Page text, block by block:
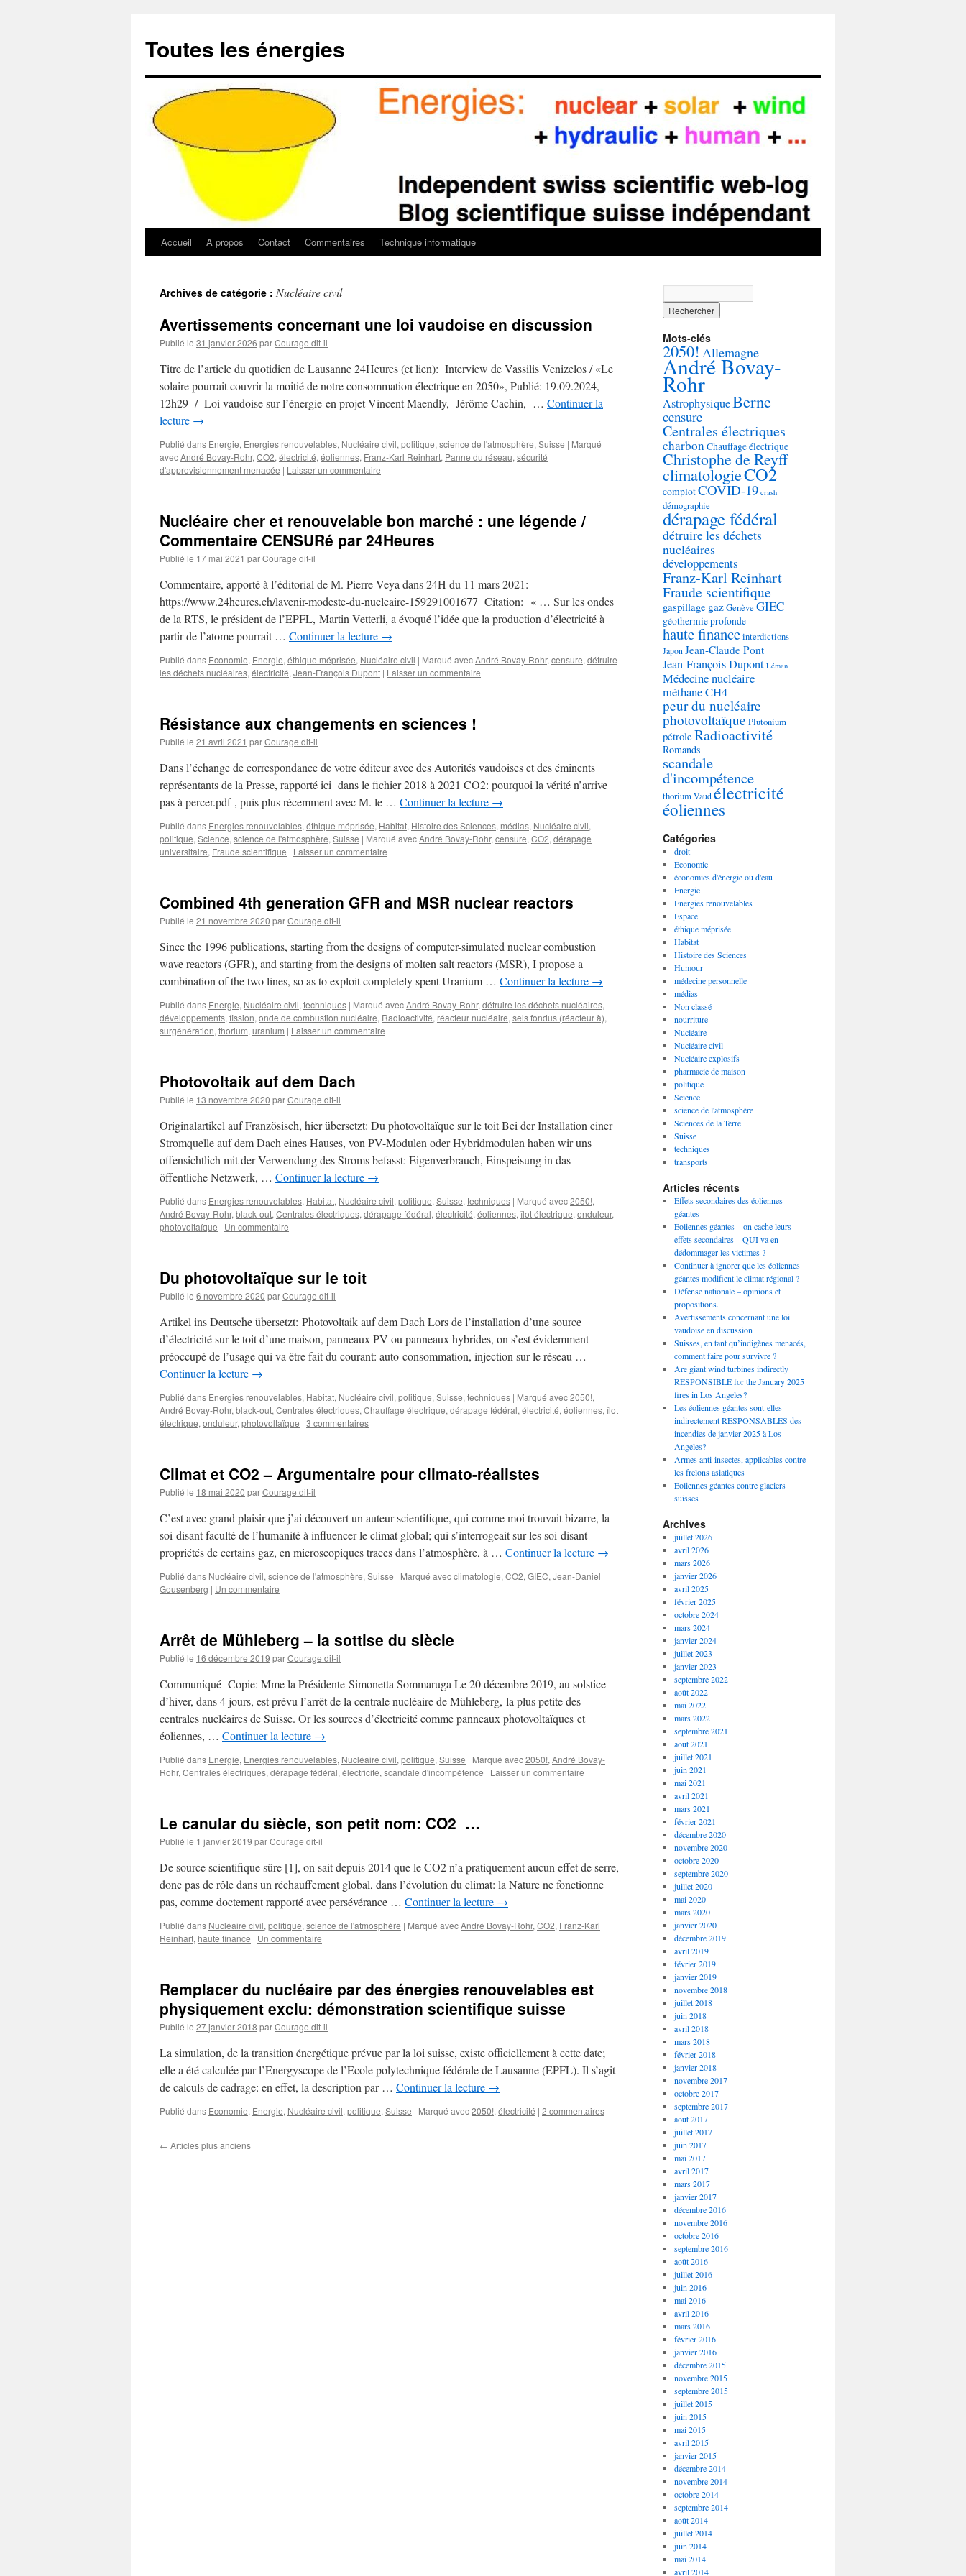
contenu
Toutes les énergies
Accueil A propos Contact Commentaires Technique informatique
Archives de catégorie : Nucléaire civil
Avertissements concernant une loi vaudoise en discussion
Publié le 31 janvier 2026 parCourage dit-il
Titre de l’article du quotidien de Lausanne 24Heures (et lien): Interview de Vassilis Venizelos / «Le
solaire pourrait couvrir la moitié de notre consommation électrique en 2050», Publié: 19.09.2024,
12h29 / Loi vaudoise sur l’énergie en projet Vincent Maendly, Jérôme Cachin, … Continuer la
lecture →
Publié dans Energie, Energies renouvelables, Nucléaire civil, politique, science de l'atmosphère, Suisse | Marqué
avecAndré Bovay-Rohr, CO2, électricité, éoliennes, Franz-Karl Reinhart, Panne du réseau, sécurité
d'approvisionnement menacée | Laisser un commentaire
Nucléaire cher et renouvelable bon marché : une légende /
Commentaire CENSURé par 24Heures
Publié le 17 mai 2021 parCourage dit-il
Commentaire, apporté à l’éditorial de M. Pierre Veya dans 24H du 11 mars 2021:
https://www.24heures.ch/lavenir-modeste-du-nucleaire-159291001677 Citation: « … Sur les ondes
de la RTS, le président de l’EPFL, Martin Vetterli, a évoqué l’idée que la production d’électricité à
partir de l’atome pourrait … Continuer la lecture →
Publié dans Economie, Energie, éthique méprisée, Nucléaire civil | Marqué avecAndré Bovay-Rohr, censure, détruire
les déchets nucléaires, électricité, Jean-François Dupont | Laisser un commentaire
Résistance aux changements en sciences !
Publié le 21 avril 2021 parCourage dit-il
Dans l’échange de correspondance de votre éditeur avec des Autorités vaudoises et des éminents
représentants de la Presse, rapporté ici dans le fichier 2018 à 2021 CO2: pourquoi la vérité n’arrive
pas à percer.pdf , puis plus récemment avec M. le … Continuer la lecture →
Publié dans Energies renouvelables, éthique méprisée, Habitat, Histoire des Sciences, médias, Nucléaire civil,
politique, Science, science de l'atmosphère, Suisse | Marqué avecAndré Bovay-Rohr, censure, CO2, dérapage
universitaire, Fraude scientifique | Laisser un commentaire
Combined 4th generation GFR and MSR nuclear reactors
Publié le 21 novembre 2020 parCourage dit-il
Since the 1996 publications, starting from the designs of computer-simulated nuclear combustion
wave reactors (GFR), and starting from the designs of molten salt reactors (MSR), I propose a
combination of the two lines, so as to exploit completely spent Uranium … Continuer la lecture →
Publié dans Energie, Nucléaire civil, techniques | Marqué avecAndré Bovay-Rohr, détruire les déchets nucléaires,
développements, fission, onde de combustion nucléaire, Radioactivité, réacteur nucléaire, sels fondus (réacteur à),
surgénération, thorium, uranium | Laisser un commentaire
Photovoltaik auf dem Dach
Publié le 13 novembre 2020 parCourage dit-il
Originalartikel auf Französisch, hier übersetzt: Du photovoltaïque sur le toit Bei der Installation einer
Stromquelle auf dem Dach eines Hauses, von PV-Modulen oder Hybridmodulen haben wir uns
offensichtlich mit der Verwendung des Stroms befasst: Eigenverbrauch, Einspeisung in das
öffentliche Netzwerk, … Continuer la lecture →
Publié dans Energies renouvelables, Habitat, Nucléaire civil, politique, Suisse, techniques | Marqué avec2050!,
André Bovay-Rohr, black-out, Centrales électriques, dérapage fédéral, électricité, éoliennes, îlot électrique, onduleur,
photovoltaïque | Un commentaire
Du photovoltaïque sur le toit
Publié le 6 novembre 2020 parCourage dit-il
Artikel ins Deutsche übersetzt: Photovoltaik auf dem Dach Lors de l’installation d’une source
d’électricité sur le toit d’une maison, panneaux PV ou panneaux hybrides, on s’est évidemment
préoccupé de l’usage qui va être fait du courant: auto-consommation, injection sur le réseau …
Continuer la lecture →
Publié dans Energies renouvelables, Habitat, Nucléaire civil, politique, Suisse, techniques | Marqué avec2050!,
André Bovay-Rohr, black-out, Centrales électriques, Chauffage électrique, dérapage fédéral, électricité, éoliennes, îlot
électrique, onduleur, photovoltaïque | 3 commentaires
Climat et CO2 – Argumentaire pour climato-réalistes
Publié le 18 mai 2020 parCourage dit-il
C’est avec grand plaisir que j’ai découvert un auteur scientifique, qui comme moi trouvait bizarre, la
soi-disant faculté de l’humanité à influencer le climat global; qui s’interrogeait sur les soi-disant
propriétés de certains gaz, en microscopiques traces dans l’atmosphère, à … Continuer la lecture →
Publié dans Nucléaire civil, science de l'atmosphère, Suisse | Marqué avecclimatologie, CO2, GIEC, Jean-Daniel
Gousenberg | Un commentaire
Arrêt de Mühleberg – la sottise du siècle
Publié le 16 décembre 2019 parCourage dit-il
Communiqué Copie: Mme la Présidente Simonetta Sommaruga Le 20 décembre 2019, au solstice
d’hiver, dans 4 jours, est prévu l’arrêt de la centrale nucléaire de Mühleberg, la plus petite des
centrales nucléaires de Suisse. Or les sources d’électricité comme panneaux photovoltaïques et
éoliennes, … Continuer la lecture →
Publié dans Energie, Energies renouvelables, Nucléaire civil, politique, Suisse | Marqué avec2050!, André Bovay-
Rohr, Centrales électriques, dérapage fédéral, électricité, scandale d'incompétence | Laisser un commentaire
Le canular du siècle, son petit nom: CO2 …
Publié le 1 janvier 2019 parCourage dit-il
De source scientifique sûre [1], on sait depuis 2014 que le CO2 n’a pratiquement aucun effet de serre,
donc pas de rôle dans un réchauffement global, dans l’évolution du climat: la Nature ne fonctionne
pas, comme doctement rapporté avec persévérance … Continuer la lecture →
Publié dans Nucléaire civil, politique, science de l'atmosphère | Marqué avecAndré Bovay-Rohr, CO2, Franz-Karl
Reinhart, haute finance | Un commentaire
Remplacer du nucléaire par des énergies renouvelables est
physiquement exclu: démonstration scientifique suisse
Publié le 27 janvier 2018 parCourage dit-il
La simulation, de la transition énergétique prévue par la loi suisse, existe officiellement à cette date;
elle a été calculée par l’Energyscope de l’Ecole polytechnique fédérale de Lausanne (EPFL). Il s’agit
de calculs de cadrage: en effet, la description par … Continuer la lecture →
Publié dans Economie, Energie, Nucléaire civil, politique, Suisse | Marqué avec2050!, électricité | 2 commentaires
← Articles plus anciens
Mots-clés
2050! Allemagne
André Bovay-
Rohr
AstrophysiqueBerne
censure
Centrales électriques
charbonChauffage électrique
Christophe de Reyff
climatologieCO2
complotCOVID-19 crash
démographie
dérapage fédéral
détruire les déchets
nucléaires
développements
Franz-Karl Reinhart
Fraude scientifique
gaspillage gazGenève GIEC
géothermie profonde
haute financeinterdictions
Japon Jean-Claude Pont
Jean-François Dupont Léman
Médecine nucléaire
méthane CH4
peur du nucléaire
photovoltaïque Plutonium
pétrole Radioactivité
Romands
scandale
d'incompétence
thorium Vaud électricité
éoliennes
Catégories
droit
Economie
économies d'énergie ou d'eau
Energie
Energies renouvelables
Espace
éthique méprisée
Habitat
Histoire des Sciences
Humour
médecine personnelle
médias
Non classé
nourriture
Nucléaire
Nucléaire civil
Nucléaire explosifs
pharmacie de maison
politique
Science
science de l'atmosphère
Sciences de la Terre
Suisse
techniques
transports
Articles récents
Effets secondaires des éoliennes
géantes
Eoliennes géantes – on cache leurs
effets secondaires – QUI va en
dédommager les victimes ?
Continuer à ignorer que les éoliennes
géantes modifient le climat régional ?
Défense nationale – opinions et
propositions.
Avertissements concernant une loi
vaudoise en discussion
Suisses, en tant qu’indigènes menacés,
comment faire pour survivre ?
Are giant wind turbines indirectly
RESPONSIBLE for the January 2025
fires in Los Angeles?
Les éoliennes géantes sont-elles
indirectement RESPONSABLES des
incendies de janvier 2025 à Los
Angeles?
Armes anti-insectes, applicables contre
les frelons asiatiques
Eoliennes géantes contre glaciers
suisses
Archives
juillet 2026
avril 2026
mars 2026
janvier 2026
avril 2025
février 2025
octobre 2024
mars 2024
janvier 2024
juillet 2023
janvier 2023
septembre 2022
août 2022
mai 2022
mars 2022
septembre 2021
août 2021
juillet 2021
juin 2021
mai 2021
avril 2021
mars 2021
février 2021
décembre 2020
novembre 2020
octobre 2020
septembre 2020
juillet 2020
mai 2020
mars 2020
janvier 2020
décembre 2019
avril 2019
février 2019
janvier 2019
novembre 2018
juillet 2018
juin 2018
avril 2018
mars 2018
février 2018
janvier 2018
novembre 2017
octobre 2017
septembre 2017
août 2017
juillet 2017
juin 2017
mai 2017
avril 2017
mars 2017
janvier 2017
décembre 2016
novembre 2016
octobre 2016
septembre 2016
août 2016
juillet 2016
juin 2016
mai 2016
avril 2016
mars 2016
février 2016
janvier 2016
décembre 2015
novembre 2015
septembre 2015
juillet 2015
juin 2015
mai 2015
avril 2015
janvier 2015
décembre 2014
novembre 2014
octobre 2014
septembre 2014
août 2014
juillet 2014
juin 2014
mai 2014
avril 2014